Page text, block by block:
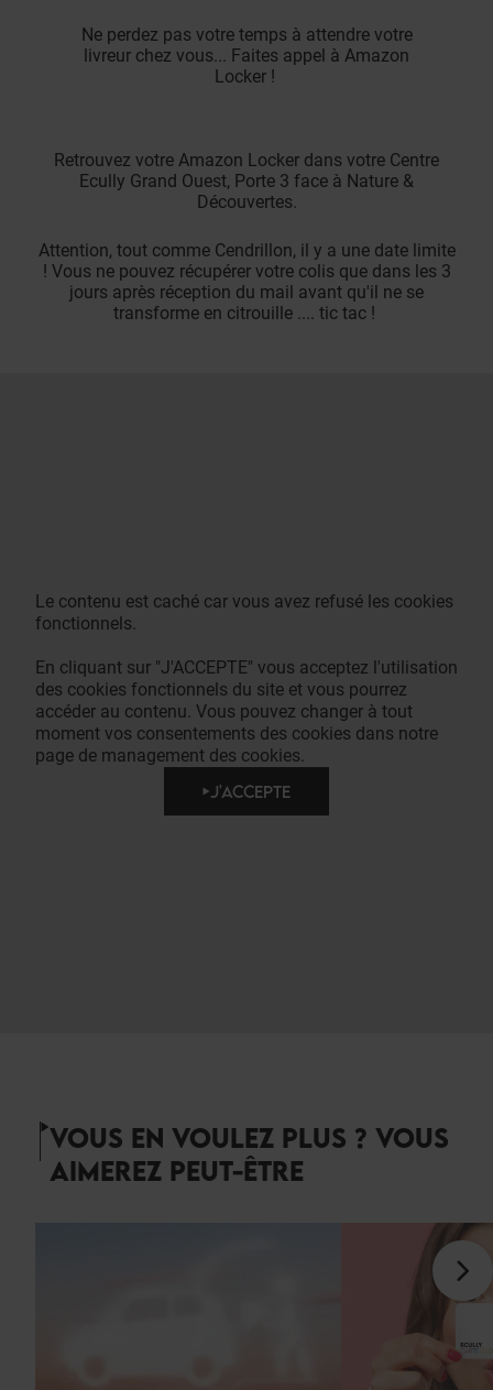
Ne perdez pas votre temps à attendre votre
livreur chez vous... Faites appel à Amazon
Locker !
Retrouvez votre Amazon Locker dans votre Centre
Ecully Grand Ouest, Porte 3 face à Nature &
Découvertes.
Attention, tout comme Cendrillon, il y a une date limite
! Vous ne pouvez récupérer votre colis que dans les 3
jours après réception du mail avant qu'il ne se
transforme en citrouille .... tic tac !
Le contenu est caché car vous avez refusé les cookies
fonctionnels.
En cliquant sur "J'ACCEPTE" vous acceptez l'utilisation
des cookies fonctionnels du site et vous pourrez
accéder au contenu. Vous pouvez changer à tout
moment vos consentements des cookies dans notre
page de management des cookies.
J'ACCEPTE
VOUS EN VOULEZ PLUS ? VOUS
AIMEREZ PEUT-ÊTRE